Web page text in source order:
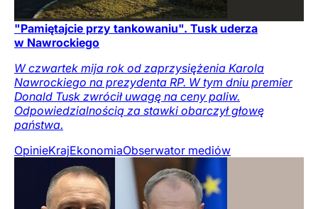
"Pamiętajcie przy tankowaniu". Tusk uderza
w Nawrockiego
W czwartek mija rok od zaprzysiężenia Karola
Nawrockiego na prezydenta RP. W tym dniu premier
Donald Tusk zwrócił uwagę na ceny paliw.
Odpowiedzialnością za stawki obarczył głowę
państwa.
OpinieKrajEkonomiaObserwator mediów